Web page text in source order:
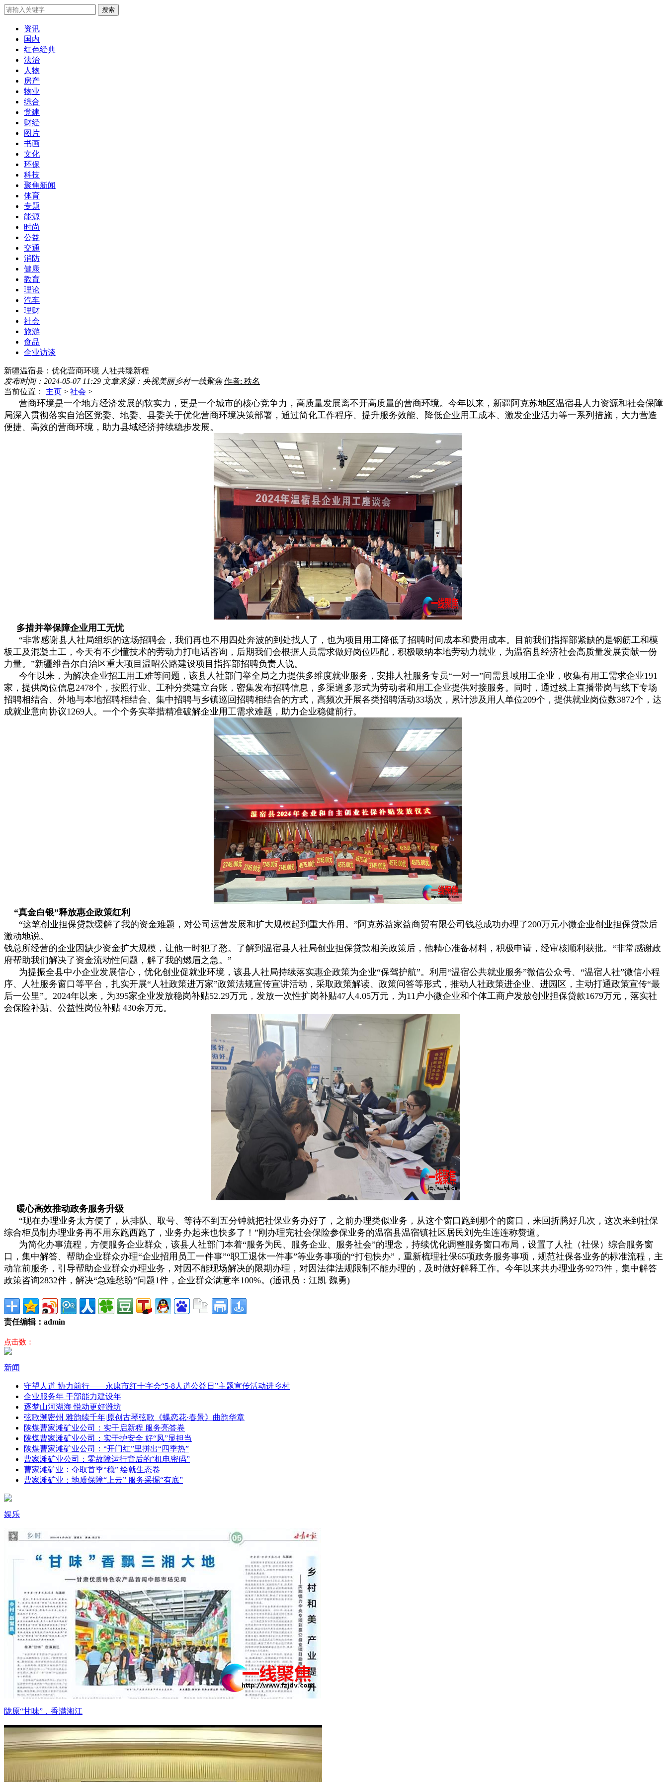
搜索
资讯
国内
红色经典
法治
人物
房产
物业
综合
党建
财经
图片
书画
文化
环保
科技
聚焦新闻
体育
专题
能源
时尚
公益
交通
消防
健康
教育
理论
汽车
理财
社会
旅游
食品
企业访谈
新疆温宿县：优化营商环境 人社共臻新程
发布时间：2024-05-07 11:29 文章来源：央视美丽乡村一线聚焦 作者: 秩名
当前位置： 主页 > 社会 >
营商环境是一个地方经济发展的软实力，更是一个城市的核心竞争力，高质量发展离不开高质量的营商环境。今年以来，新疆阿克苏地区温宿县人力资源和社会保障
局深入贯彻落实自治区党委、地委、县委关于优化营商环境决策部署，通过简化工作程序、提升服务效能、降低企业用工成本、激发企业活力等一系列措施，大力营造
便捷、高效的营商环境，助力县域经济持续稳步发展。
多措并举保障企业用工无忧
“非常感谢县人社局组织的这场招聘会，我们再也不用四处奔波的到处找人了，也为项目用工降低了招聘时间成本和费用成本。目前我们指挥部紧缺的是钢筋工和模
板工及混凝土工，今天有不少懂技术的劳动力打电话咨询，后期我们会根据人员需求做好岗位匹配，积极吸纳本地劳动力就业，为温宿县经济社会高质量发展贡献一份
力量。”新疆维吾尔自治区重大项目温昭公路建设项目指挥部招聘负责人说。
今年以来，为解决企业招工用工难等问题，该县人社部门举全局之力提供多维度就业服务，安排人社服务专员“一对一”问需县域用工企业，收集有用工需求企业191
家，提供岗位信息2478个，按照行业、工种分类建立台账，密集发布招聘信息，多渠道多形式为劳动者和用工企业提供对接服务。同时，通过线上直播带岗与线下专场
招聘相结合、外地与本地招聘相结合、集中招聘与乡镇巡回招聘相结合的方式，高频次开展各类招聘活动33场次，累计涉及用人单位209个，提供就业岗位数3872个，达
成就业意向协议1269人。一个个务实举措精准破解企业用工需求难题，助力企业稳健前行。
“真金白银”释放惠企政策红利
“这笔创业担保贷款缓解了我的资金难题，对公司运营发展和扩大规模起到重大作用。”阿克苏益家益商贸有限公司钱总成功办理了200万元小微企业创业担保贷款后
激动地说。
钱总所经营的企业因缺少资金扩大规模，让他一时犯了愁。了解到温宿县人社局创业担保贷款相关政策后，他精心准备材料，积极申请，经审核顺利获批。“非常感谢政
府帮助我们解决了资金流动性问题，解了我的燃眉之急。”
为提振全县中小企业发展信心，优化创业促就业环境，该县人社局持续落实惠企政策为企业“保驾护航”。利用“温宿公共就业服务”微信公众号、“温宿人社”微信小程
序、人社服务窗口等平台，扎实开展“人社政策进万家”政策法规宣传宣讲活动，采取政策解读、政策问答等形式，推动人社政策进企业、进园区，主动打通政策宣传“最
后一公里”。2024年以来，为395家企业发放稳岗补贴52.29万元，发放一次性扩岗补贴47人4.05万元，为11户小微企业和个体工商户发放创业担保贷款1679万元，落实社
会保险补贴、公益性岗位补贴 430余万元。
暖心高效推动政务服务升级
“现在办理业务太方便了，从排队、取号、等待不到五分钟就把社保业务办好了，之前办理类似业务，从这个窗口跑到那个的窗口，来回折腾好几次，这次来到社保
综合柜员制办理业务再不用东跑西跑了，业务办起来也快多了！”刚办理完社会保险参保业务的温宿县温宿镇社区居民刘先生连连称赞道。
为简化办事流程，方便服务企业群众，该县人社部门本着“服务为民、服务企业、服务社会”的理念，持续优化调整服务窗口布局，设置了人社（社保）综合服务窗
口，集中解答、帮助企业群众办理“企业招用员工一件事”“职工退休一件事”等业务事项的“打包快办”，重新梳理社保65项政务服务事项，规范社保各业务的标准流程，主
动靠前服务，引导帮助企业群众办理业务，对因不能现场解决的限期办理，对因法律法规限制不能办理的，及时做好解释工作。今年以来共办理业务9273件，集中解答
政策咨询2832件，解决“急难愁盼”问题1件，企业群众满意率100%。(通讯员：江凯 魏勇)
责任编辑：admin
点击数：
新闻
守望人道 协力前行——永康市红十字会“5·8人道公益日”主题宣传活动进乡村
企业服务年 干部能力建设年
逐梦山河湖海 悦动更好潍坊
弦歌溯密州 雅韵续千年|原创古琴弦歌《蝶恋花·春景》曲韵华章
陕煤曹家滩矿业公司：实干启新程 服务亮答卷
陕煤曹家滩矿业公司：实干护安全 好“风”显担当
陕煤曹家滩矿业公司：“开门红”里拼出“四季热”
曹家滩矿业公司：零故障运行背后的“机电密码”
曹家滩矿业：夺取首季“稳” 绘就生态卷
曹家滩矿业：地质保障“上云” 服务采掘“有底”
娱乐
陇原“甘味”，香满湘江